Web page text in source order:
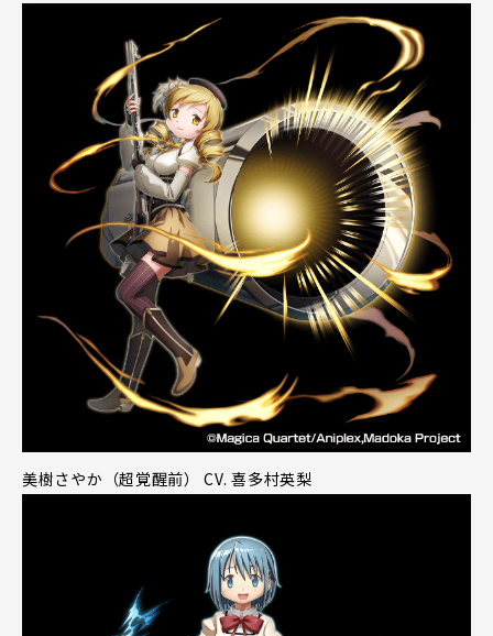
美樹さやか（超覚醒前） CV. 喜多村英梨